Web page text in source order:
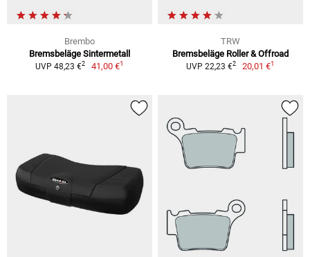
Brembo
Bremsbeläge Sintermetall
UVP 48,23 €2 41,00 €1
TRW
Bremsbeläge Roller & Offroad
UVP 22,23 €2 20,01 €1